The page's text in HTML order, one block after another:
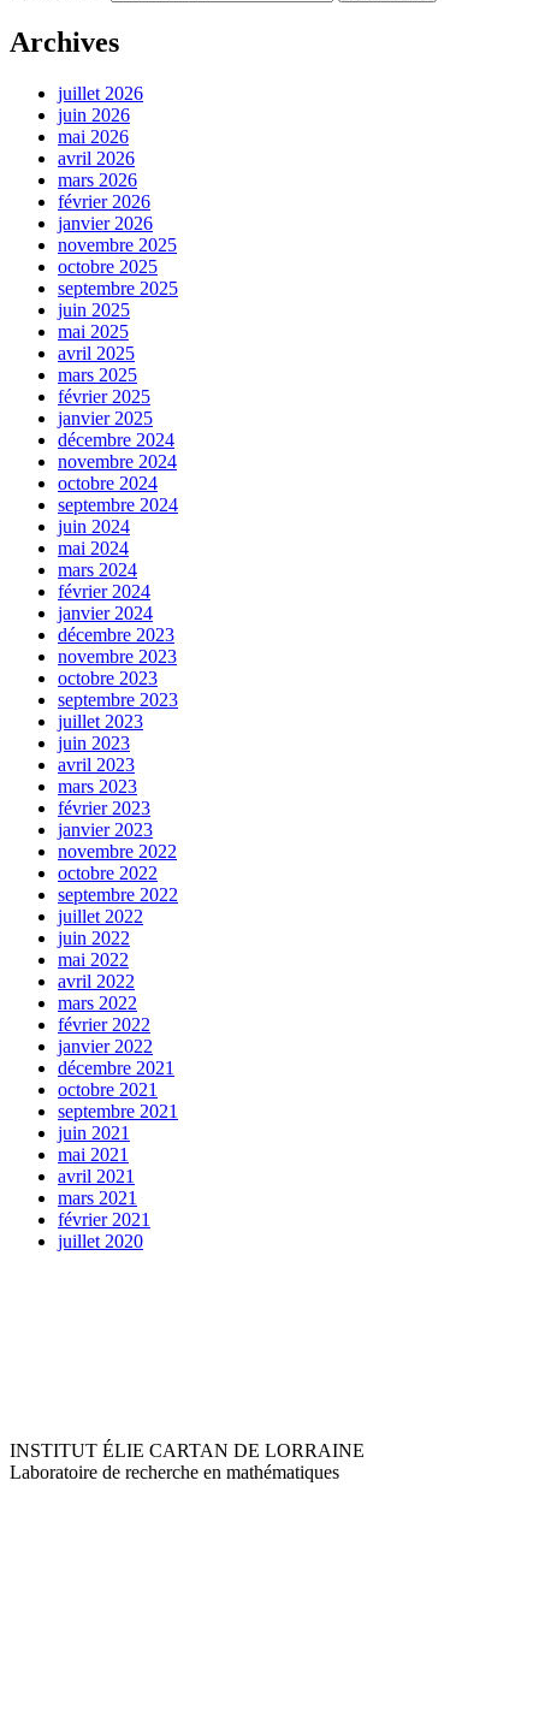
Archives
juillet 2026
juin 2026
mai 2026
avril 2026
mars 2026
février 2026
janvier 2026
novembre 2025
octobre 2025
septembre 2025
juin 2025
mai 2025
avril 2025
mars 2025
février 2025
janvier 2025
décembre 2024
novembre 2024
octobre 2024
septembre 2024
juin 2024
mai 2024
mars 2024
février 2024
janvier 2024
décembre 2023
novembre 2023
octobre 2023
septembre 2023
juillet 2023
juin 2023
avril 2023
mars 2023
février 2023
janvier 2023
novembre 2022
octobre 2022
septembre 2022
juillet 2022
juin 2022
mai 2022
avril 2022
mars 2022
février 2022
janvier 2022
décembre 2021
octobre 2021
septembre 2021
juin 2021
mai 2021
avril 2021
mars 2021
février 2021
juillet 2020
INSTITUT ÉLIE CARTAN DE LORRAINE
Laboratoire de recherche en mathématiques